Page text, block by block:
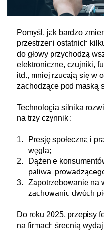
Pomyśl, jak bardzo
przestrzeni ostatnich
do głowy przychodzą
elektroniczne, czujniki,
itd., mniej rzucają się w
zachodzące pod maską
Technologia silnika
na trzy czynniki:
Presję społeczną i
węgla;
Dążenie
paliwa,
Zapotrzebowanie na
zachowaniu dwóch
Do roku 2025, przepisy
na firmach średnią